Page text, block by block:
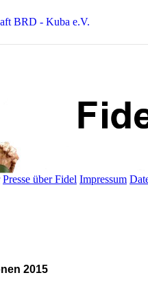
BRD - Kuba e.V.
Presse über Fidel Impressum
2015